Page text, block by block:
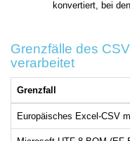
konvertiert, bei
Grenzfälle des
verarbeitet
Grenzfall
Europäisches Excel-CSV